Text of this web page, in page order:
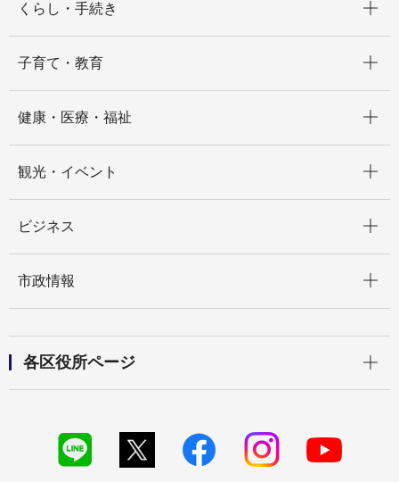
くらし・手続き
子育て・教育
健康・医療・福祉
観光・イベント
ビジネス
市政情報
各区役所ページ